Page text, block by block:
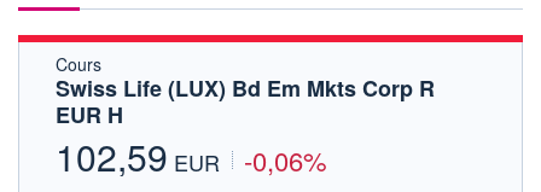
FORUM
Cours
Swiss Life (LUX) Bd Em Mkts Corp R
EUR H
102,59 EUR -0,06%